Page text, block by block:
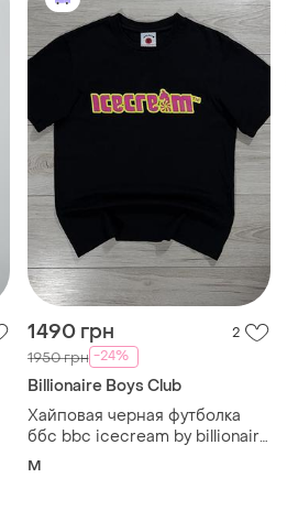
1490 грн 2
1950 грн -24%
Billionaire Boys Club
Хайповая черная футболка
ббс bbc icecream by billionaire
boys club, факт m, оригинал
M